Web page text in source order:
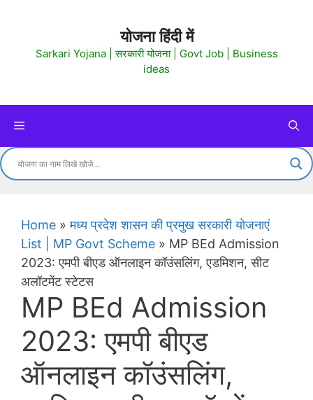
content
योजना हिंदी में
Sarkari Yojana | सरकारी योजना | Govt Job | Business
ideas
Menu
Home »मध्य प्रदेश शासन की प्रमुख सरकारी योजनाएं
List | MP Govt Scheme » MP BEd Admission
2023: एमपी बीएड ऑनलाइन कॉउंसलिंग, एडमिशन, सीट
अलॉटमेंट स्टेटस
MP BEd Admission
2023: एमपी बीएड
ऑनलाइन कॉउंसलिंग,